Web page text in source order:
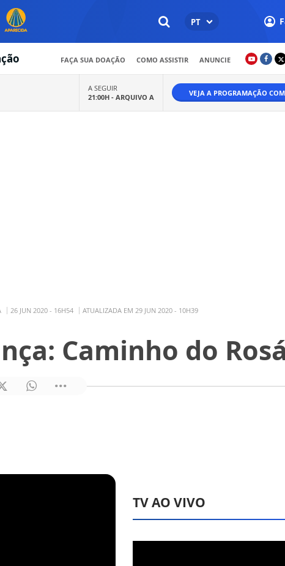
PT
FAÇA SUA DOAÇÃO COMO ASSISTIR ANUNCIE
A SEGUIR
21:00H - ARQUIVO A VEJA A PROGRAMAÇÃO
26 JUN 2020 - 16H54 ATUALIZADA EM 29 JUN 2020 - 10H39
Caminho do
TV AO VIVO